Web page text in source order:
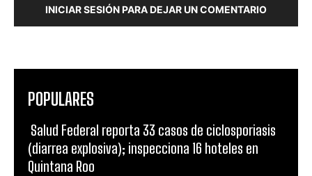
INICIAR SESIÓN PARA DEJAR UN COMENTARIO
POPULARES
Salud Federal reporta 33 casos de ciclosporiasis
(diarrea explosiva); inspecciona 16 hoteles en
Quintana Roo